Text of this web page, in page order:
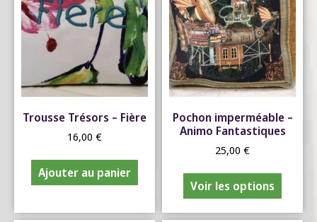
Trousse Trésors – Fière
16,00 €
Ajouter au panier
Pochon imperméable –
Animo Fantastiques
25,00 €
Voir les options